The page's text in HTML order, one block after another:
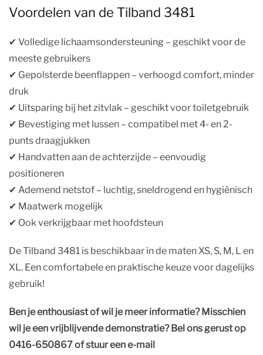
Voordelen van de Tilband 3481
✔︎ Volledige lichaamsondersteuning – geschikt voor de
meeste gebruikers
✔︎ Gepolsterde beenflappen – verhoogd comfort, minder
druk
✔︎ Uitsparing bij het zitvlak – geschikt voor toiletgebruik
✔︎ Bevestiging met lussen – compatibel met 4- en 2-
punts draagjukken
✔︎ Handvatten aan de achterzijde – eenvoudig
positioneren
✔︎ Ademend netstof – luchtig, sneldrogend en hygiënisch
✔︎ Maatwerk mogelijk
✔︎ Ook verkrijgbaar met hoofdsteun
De Tilband 3481 is beschikbaar in de maten XS, S, M, L en
XL. Een comfortabele en praktische keuze voor dagelijks
gebruik!
Ben je enthousiast of wil je meer informatie? Misschien
wil je een vrijblijvende demonstratie? Bel ons gerust op
0416-650867 of stuur een e-mail